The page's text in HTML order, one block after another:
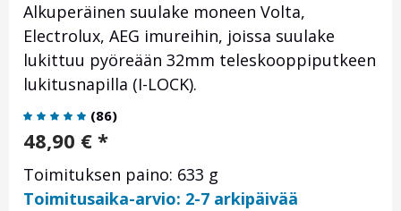
Alkuperäinen suulake moneen Volta,
Electrolux, AEG imureihin, joissa suulake
lukittuu pyöreään 32mm teleskooppiputkeen
lukitusnapilla (I-LOCK).
(86)
48,90 € *
Toimituksen paino: 633 g
Toimitusaika-arvio: 2-7 arkipäivää